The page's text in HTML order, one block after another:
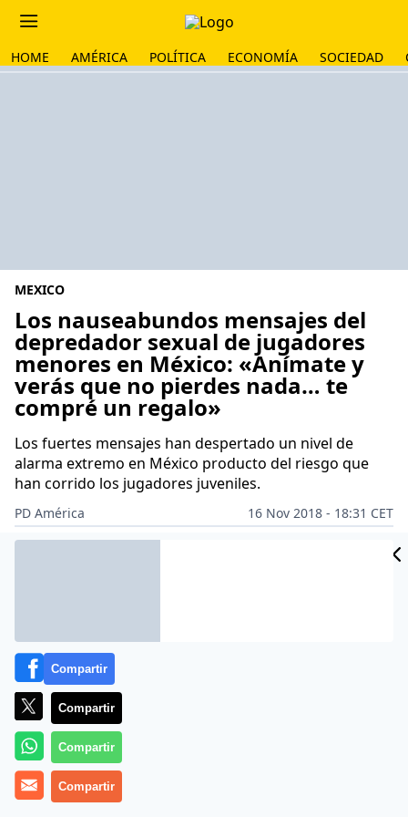
HOME AMÉRICA POLÍTICA ECONOMÍA SOCIEDAD
MEXICO
Los nauseabundos mensajes del
depredador sexual de jugadores
menores en México: «Anímate y
verás que no pierdes nada… te
compré un regalo»
Los fuertes mensajes han despertado un nivel de
alarma extremo en México producto del riesgo que
han corrido los jugadores juveniles.
PD América
16 Nov 2018 - 18:31 CET
Archivado en:
Compartir
Compartir
Compartir
Compartir